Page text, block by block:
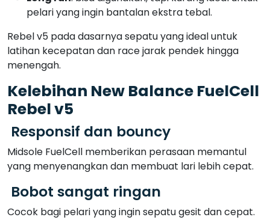
pelari yang ingin bantalan ekstra tebal.
Rebel v5 pada dasarnya sepatu yang ideal untuk
latihan kecepatan dan race jarak pendek hingga
menengah.
Kelebihan New Balance FuelCell
Rebel v5
Responsif dan bouncy
Midsole FuelCell memberikan perasaan memantul
yang menyenangkan dan membuat lari lebih cepat.
Bobot sangat ringan
Cocok bagi pelari yang ingin sepatu gesit dan cepat.